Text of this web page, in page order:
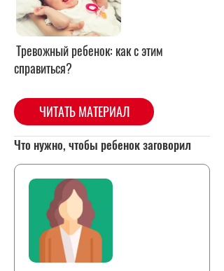
Тревожный ребенок: как с этим
справиться?
ЧИТАТЬ МАТЕРИАЛ
Что нужно, чтобы ребенок заговорил